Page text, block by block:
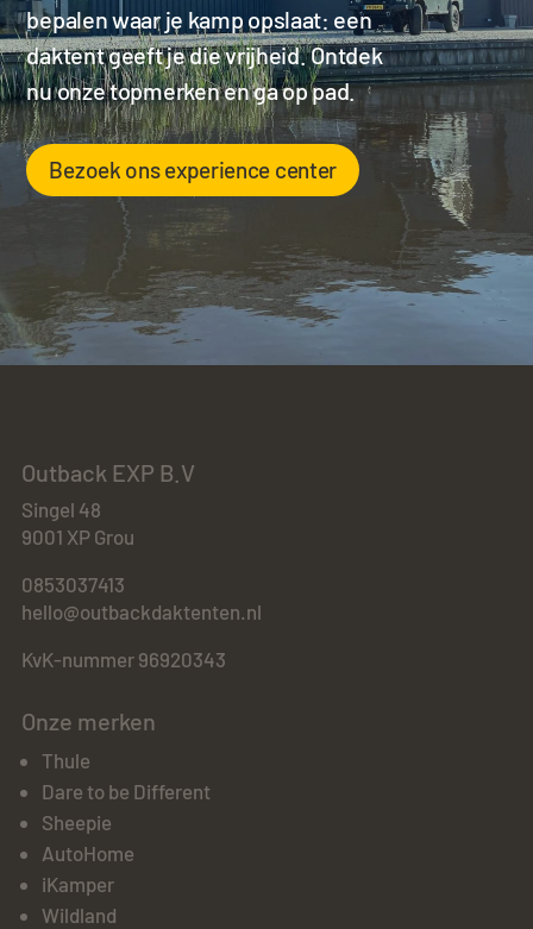
bepalen waar je kamp opslaat: een
daktent geeft je die vrijheid. Ontdek
nu onze topmerken en ga op pad.
Bezoek ons experience center
Outback EXP B.V
Singel 48
9001 XP Grou
0853037413
hello@outbackdaktenten.nl
KvK-nummer 96920343
Onze merken
Thule
Dare to be Different
Sheepie
AutoHome
iKamper
Wildland